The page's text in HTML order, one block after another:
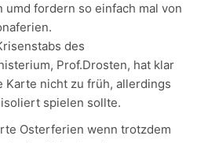
umd fordern so einfach mal von
des
Prof.Drosten, hat klar
Karte nicht zu früh, allerdings
spielen sollte.
Osterferien wenn trotzdem